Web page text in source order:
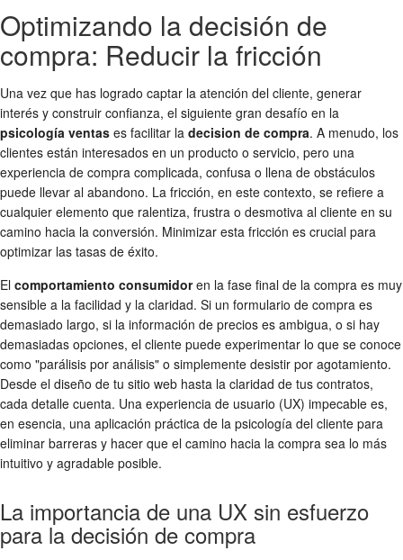
Optimizando la decisión de
compra: Reducir la fricción
Una vez que has logrado captar la atención del cliente, generar
interés y construir confianza, el siguiente gran desafío en la
psicología ventas es facilitar la decision de compra. A menudo, los
clientes están interesados en un producto o servicio, pero una
experiencia de compra complicada, confusa o llena de obstáculos
puede llevar al abandono. La fricción, en este contexto, se refiere a
cualquier elemento que ralentiza, frustra o desmotiva al cliente en su
camino hacia la conversión. Minimizar esta fricción es crucial para
optimizar las tasas de éxito.
El comportamiento consumidoren la fase final de la compra es muy
sensible a la facilidad y la claridad. Si un formulario de compra es
demasiado largo, si la información de precios es ambigua, o si hay
demasiadas opciones, el cliente puede experimentar lo que se conoce
como "parálisis por análisis" o simplemente desistir por agotamiento.
Desde el diseño de tu sitio web hasta la claridad de tus contratos,
cada detalle cuenta. Una experiencia de usuario (UX) impecable es,
en esencia, una aplicación práctica de la psicología del cliente para
eliminar barreras y hacer que el camino hacia la compra sea lo más
intuitivo y agradable posible.
La importancia de una UX sin esfuerzo
para la decisión de compra